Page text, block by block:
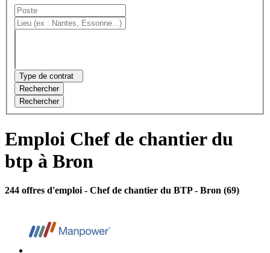
Type de contrat
Rechercher
Rechercher
Emploi Chef de chantier du
btp à Bron
244 offres d'emploi - Chef de chantier du BTP - Bron (69)